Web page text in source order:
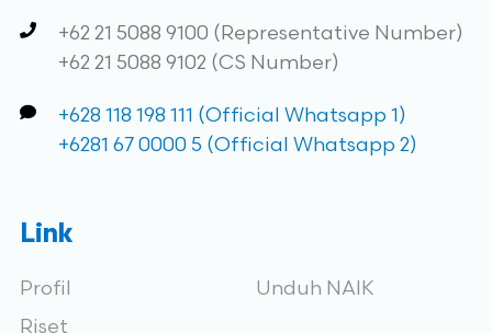
+62 21 5088 9100 (Representative Number)
+62 21 5088 9102 (CS Number)
+628 118 198 111 (Official Whatsapp 1)
+6281 67 0000 5 (Official Whatsapp 2)
Link
Profil
Riset
Unduh NAIK